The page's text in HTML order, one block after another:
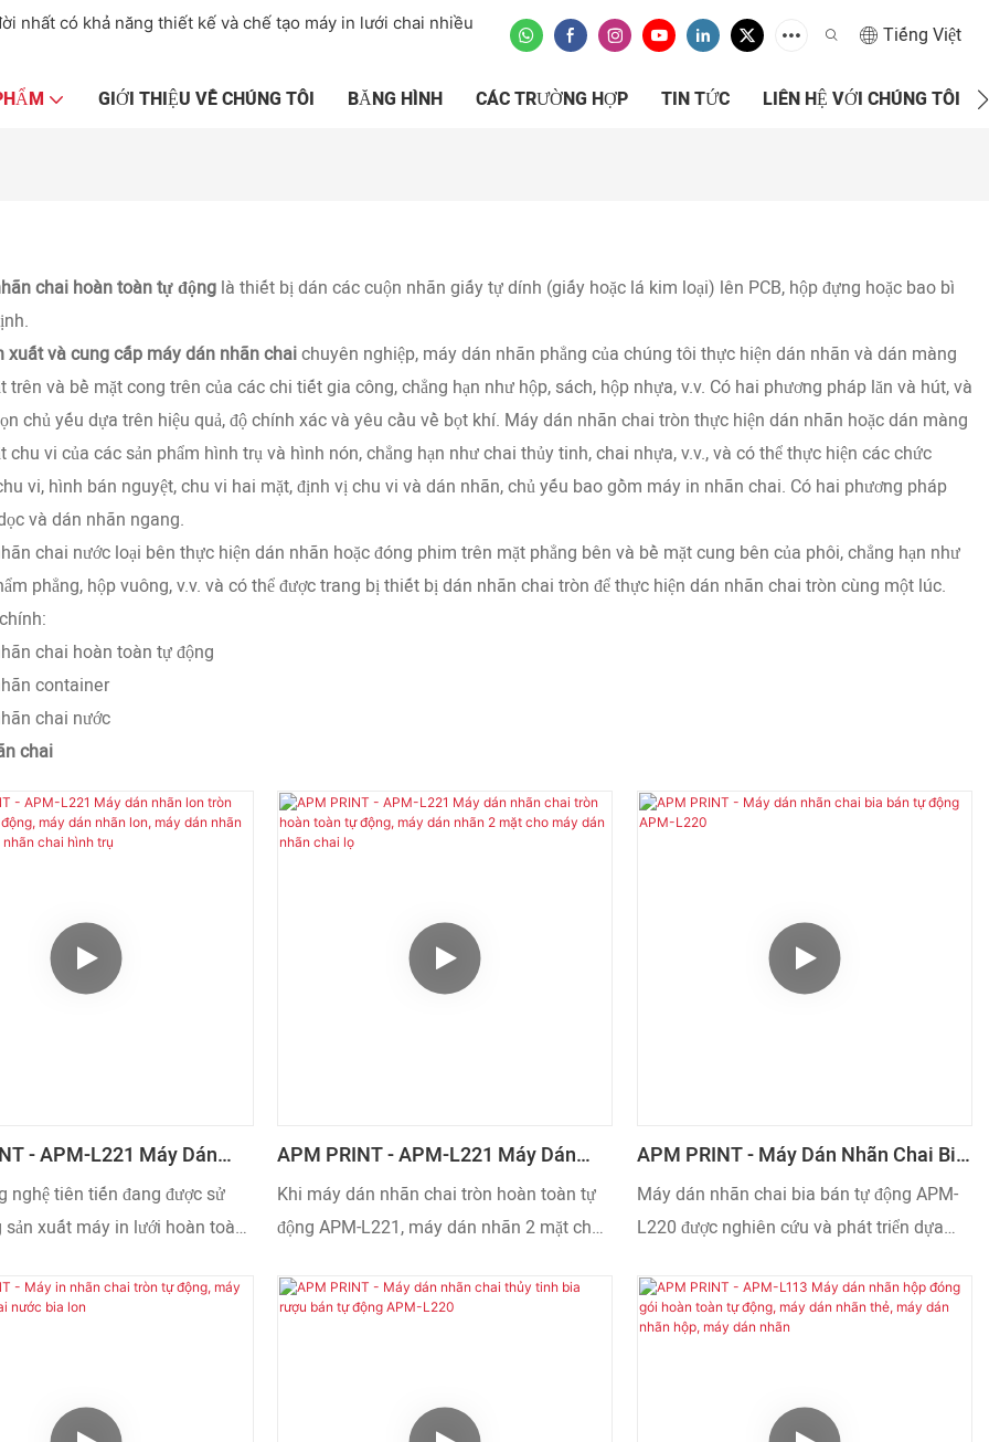
nhất có khả năng thiết kế và chế tạo máy in lưới chai nhiều
Tiếng Việt
GIỚI THIỆU VỀ CHÚNG TÔI BĂNG HÌNH CÁC TRƯỜNG HỢP TIN TỨC LIÊN HỆ VỚI CHÚNG TÔI
chai hoàn toàn tự độnglà thiết bị dán các cuộn nhãn giấy tự dính (giấy hoặc lá kim loại) lên PCB, hộp đựng hoặc bao bì
xuất và cung cấp máy dán nhãn chaichuyên nghiệp, máy dán nhãn phẳng của chúng tôi thực hiện dán nhãn và dán màng
trên và bề mặt cong trên của các chi tiết gia công, chẳng hạn như hộp, sách, hộp nhựa, v.v. Có hai phương pháp lăn và hút, và
chủ yếu dựa trên hiệu quả, độ chính xác và yêu cầu về bọt khí. Máy dán nhãn chai tròn thực hiện dán nhãn hoặc dán màng
chu vi của các sản phẩm hình trụ và hình nón, chẳng hạn như chai thủy tinh, chai nhựa, v.v., và có thể thực hiện các chức
vi, hình bán nguyệt, chu vi hai mặt, định vị chu vi và dán nhãn, chủ yếu bao gồm máy in nhãn chai. Có hai phương pháp
và dán nhãn ngang.
chai nước loại bên thực hiện dán nhãn hoặc đóng phim trên mặt phẳng bên và bề mặt cung bên của phôi, chẳng hạn như
phẳng, hộp vuông, v.v. và có thể được trang bị thiết bị dán nhãn chai tròn để thực hiện dán nhãn chai tròn cùng một lúc.
chai hoàn toàn tự động
container
chai nước
chai
- APM-L221 Máy Dán
Hoàn Toàn Tự Động,
Lon, Máy Dán Nhãn
Nhãn Chai Hình Trụ
nghệ tiên tiến đang được sử
sản xuất máy in lưới hoàn toàn
động. Với việc cải thiện hiệu
Máy dán nhãn.
APM PRINT - APM-L221 Máy Dán
Nhãn Chai Tròn Hoàn Toàn Tự Động,
Máy Dán Nhãn 2 Mặt Cho Máy Dán
Nhãn Chai Lọ
Khi máy dán nhãn chai tròn hoàn toàn tự
động APM-L221, máy dán nhãn 2 mặt cho
người dùng đón nhận nồng nhiệt và phản
APM PRINT - Máy Dán Nhãn Chai Bia
Bán Tự Động APM-L220
Máy dán nhãn chai bia bán tự động APM-
L220 được nghiên cứu và phát triển dựa
công nghệ nghiên cứu khoa học mạnh mẽ.
Chuyên môn và công nghệ của chúng tôi